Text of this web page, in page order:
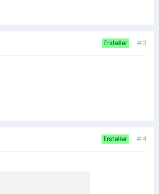
Ersteller #3
Ersteller #4